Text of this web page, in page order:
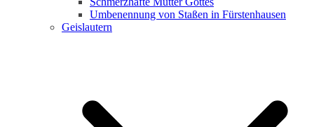
Umbenennung von Staßen in Fürstenhausen
Geislautern